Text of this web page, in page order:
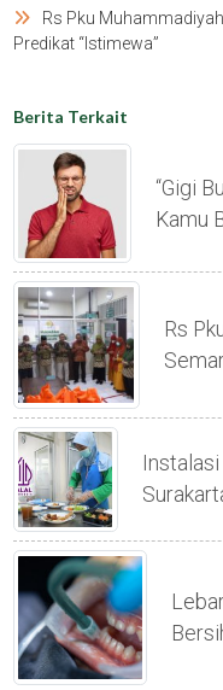
Rs Pku
Predikat “istimewa”
Berita Terkait
“gigi
Kamu
Rs